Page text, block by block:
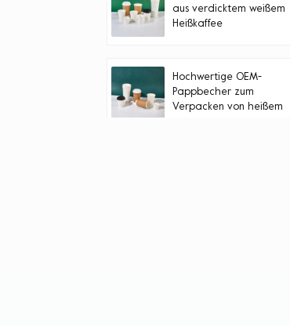
aus verdicktem weißem
Heißkaffee
Hochwertige OEM-
Pappbecher zum
Verpacken von heißem